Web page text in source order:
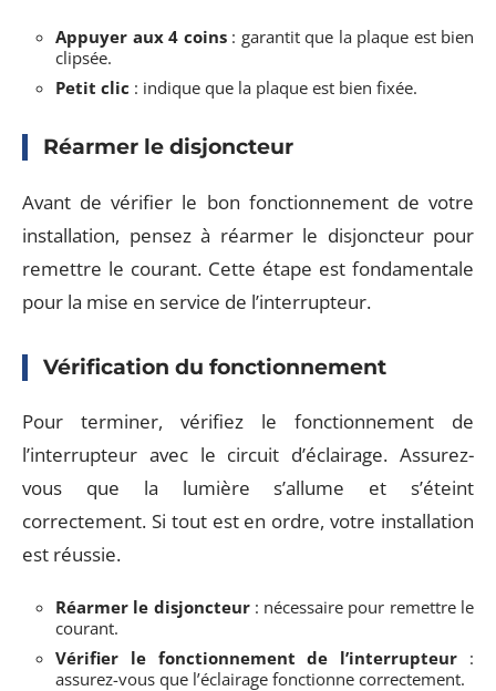
Appuyer aux 4 coins: garantit que la plaque est bien
clipsée.
Petit clic : indique que la plaque est bien fixée.
Réarmer le disjoncteur
Avant de vérifier le bon fonctionnement de votre
installation, pensez à réarmer le disjoncteur pour
remettre le courant. Cette étape est fondamentale
pour la mise en service de l’interrupteur.
Vérification du fonctionnement
Pour terminer, vérifiez le fonctionnement de
l’interrupteur avec le circuit d’éclairage. Assurez-
vous que la lumière s’allume et s’éteint
correctement. Si tout est en ordre, votre installation
est réussie.
Réarmer le disjoncteur: nécessaire pour remettre le
courant.
Vérifier le fonctionnement de l’interrupteur :
assurez-vous que l’éclairage fonctionne correctement.